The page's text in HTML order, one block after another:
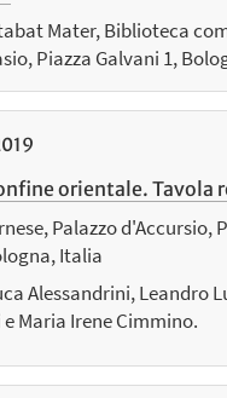
Mater, Biblioteca
Piazza Galvani 1,
orientale. Tavola
Palazzo d'Accursio,
Italia
Alessandrini, Leandro
Maria Irene Cimmino.